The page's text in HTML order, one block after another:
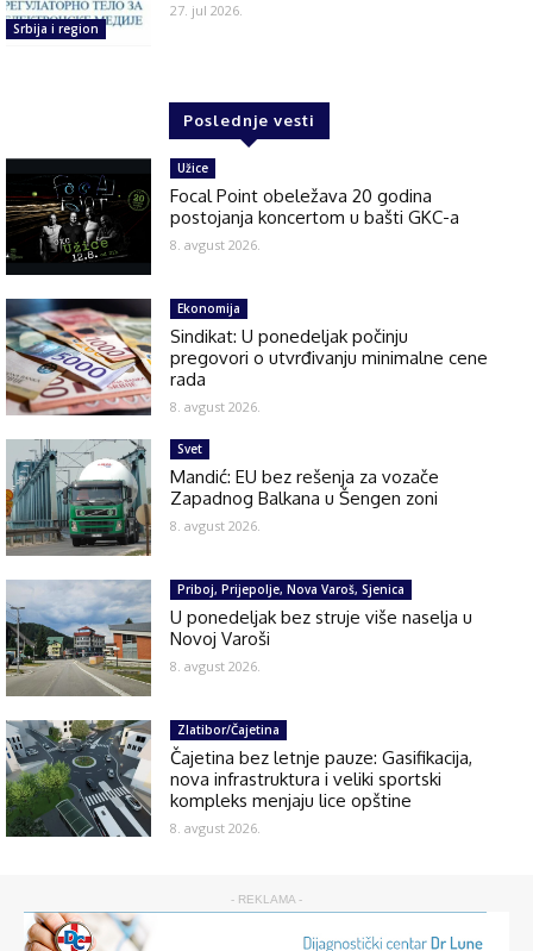
Srbija i region
27. jul 2026.
Poslednje vesti
Užice
Focal Point obeležava 20 godina
postojanja koncertom u bašti GKC-a
8. avgust 2026.
Ekonomija
Sindikat: U ponedeljak počinju
pregovori o utvrđivanju minimalne cene
rada
8. avgust 2026.
Svet
Mandić: EU bez rešenja za vozače
Zapadnog Balkana u Šengen zoni
8. avgust 2026.
Priboj, Prijepolje, Nova Varoš, Sjenica
U ponedeljak bez struje više naselja u
Novoj Varoši
8. avgust 2026.
Zlatibor/Čajetina
Čajetina bez letnje pauze: Gasifikacija,
nova infrastruktura i veliki sportski
kompleks menjaju lice opštine
8. avgust 2026.
- REKLAMA -